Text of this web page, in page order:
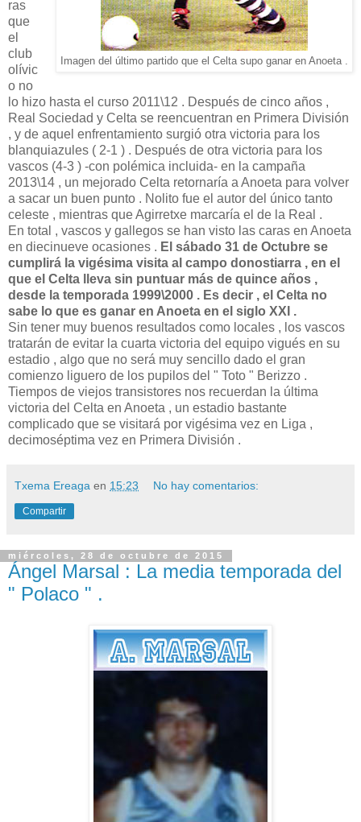
Imagen del último partido que el Celta supo ganar en Anoeta .
ras
que
el
club
olívic
o no
lo hizo hasta el curso 2011\12 . Después de cinco años ,
Real Sociedad y Celta se reencuentran en Primera División
, y de aquel enfrentamiento surgió otra victoria para los
blanquiazules ( 2-1 ) . Después de otra victoria para los
vascos (4-3 ) -con polémica incluida- en la campaña
2013\14 , un mejorado Celta retornaría a Anoeta para volver
a sacar un buen punto . Nolito fue el autor del único tanto
celeste , mientras que Agirretxe marcaría el de la Real .
En total , vascos y gallegos se han visto las caras en Anoeta
en diecinueve ocasiones . El sábado 31 de Octubre se
cumplirá la vigésima visita al campo donostiarra , en el
que el Celta lleva sin puntuar más de quince años ,
desde la temporada 1999\2000 . Es decir , el Celta no
sabe lo que es ganar en Anoeta en el siglo XXI .
Sin tener muy buenos resultados como locales , los vascos
tratarán de evitar la cuarta victoria del equipo vigués en su
estadio , algo que no será muy sencillo dado el gran
comienzo liguero de los pupilos del " Toto " Berizzo .
Tiempos de viejos transistores nos recuerdan la última
victoria del Celta en Anoeta , un estadio bastante
complicado que se visitará por vigésima vez en Liga ,
decimoséptima vez en Primera División .
Txema Ereaga en 15:23 No hay comentarios:
Compartir
miércoles, 28 de octubre de 2015
Ángel Marsal : La media temporada del
" Polaco " .